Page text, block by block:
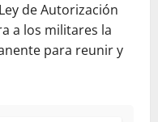
de Autorización
a los militares la
para reunir y